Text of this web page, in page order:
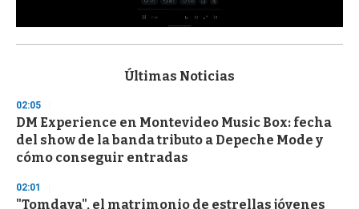
s
d
s
o
f
3
s
e
Últimas Noticias
02:05
DM Experience en Montevideo Music Box: fecha
del show de la banda tributo a Depeche Mode y
cómo conseguir entradas
02:01
"Tomdaya", el matrimonio de estrellas jóvenes